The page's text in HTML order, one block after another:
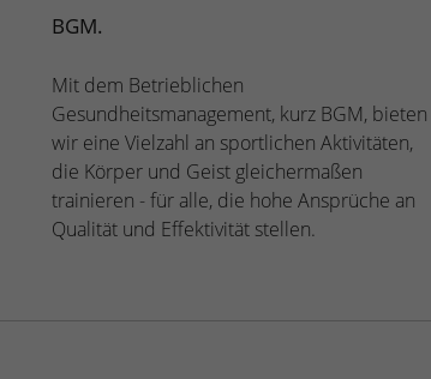
BGM.
Mit dem Betrieblichen
Gesundheitsmanagement, kurz BGM, bieten
wir eine Vielzahl an sportlichen Aktivitäten,
die Körper und Geist gleichermaßen
trainieren - für alle, die hohe Ansprüche an
Qualität und Effektivität stellen.